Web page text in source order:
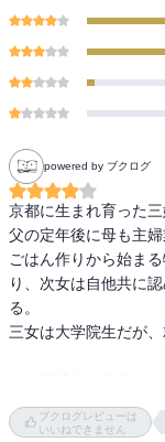
powered by ブクログ
京都に生まれ育った三
父の定年後に母も主
ごはん作りから始ま
り、次女は自他共に
る。
三女は大学院生だが
ずともわかっている
折々に京都の名所と
ブクログレビューは
いいねできません